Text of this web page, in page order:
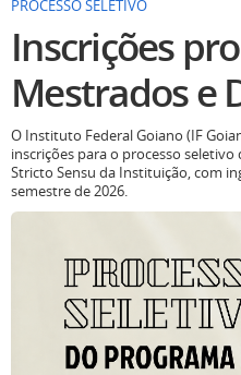
PROCESSO SELETIVO
Inscrições
Mestrados e
O Instituto Federal Goiano (IF
inscrições para o processo
Stricto Sensu da Instituição, com
semestre de 2026.